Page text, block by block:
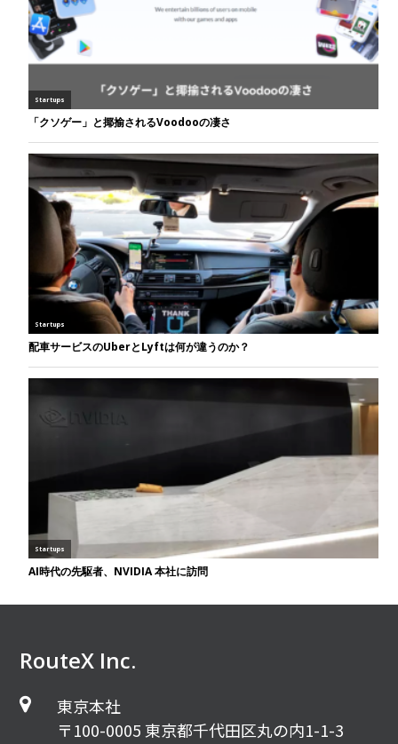
RouteX Inc.
東京本社
〒100-0005 東京都千代田区丸の内1-1-3